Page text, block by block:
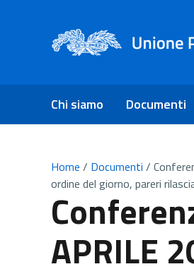
Chi siamo Documenti
Home / Documenti /
ordine del giorno, pareri
APRILE